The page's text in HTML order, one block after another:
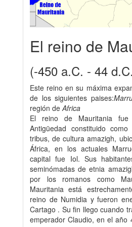
El reino de
(-450 a.C. - 44
Este reino en su máxima
de los siguientes paises:
región de Africa
El reino de Mauritania fue un estado de la
Antigüedad constituido
tribus, de cultura amazigh,
África, en los actuales
capital fue Iol. Sus
seminómadas de etnia
por los romanos como
Mauritania está
reino de Numidia y fueron
Cartago . Su fin llego cuando
emperador Claudio, en el año